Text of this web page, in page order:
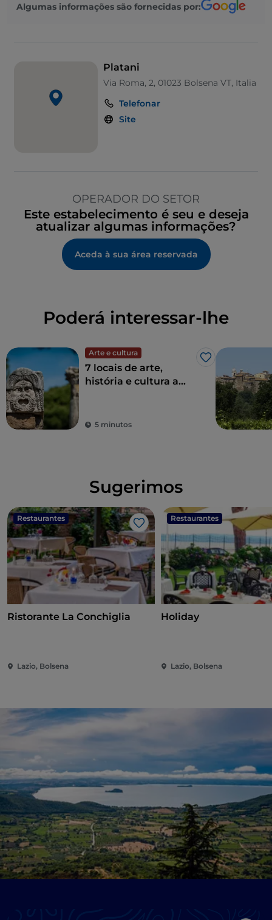
Algumas informações são fornecidas por:
Platani
Via Roma, 2, 01023 Bolsena VT, Italia
Telefonar
Site
OPERADOR DO SETOR
Este estabelecimento é seu e deseja
atualizar algumas informações?
Aceda à sua área reservada
Poderá interessar-lhe
Arte e cultura
Gosto
7 locais de arte,
história e cultura a
5 minutos
Sugerimos
Restaurantes
Gosto
Ristorante La Conchiglia
Lazio, Bolsena
Restaurantes
Holiday
Lazio, Bolsena